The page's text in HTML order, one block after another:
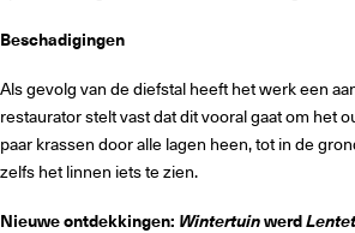
Beschadigingen
Als gevolg van de diefstal heeft het werk een
restaurator stelt vast dat dit vooral gaat om het
paar krassen door alle lagen heen, tot in de
zelfs het linnen iets te zien.
Nieuwe ontdekkingen: Wintertuinwerd